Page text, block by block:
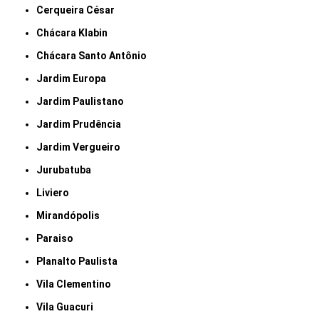
Cerqueira César
Chácara Klabin
Chácara Santo Antônio
Jardim Europa
Jardim Paulistano
Jardim Prudência
Jardim Vergueiro
Jurubatuba
Liviero
Mirandópolis
Paraiso
Planalto Paulista
Vila Clementino
Vila Guacuri